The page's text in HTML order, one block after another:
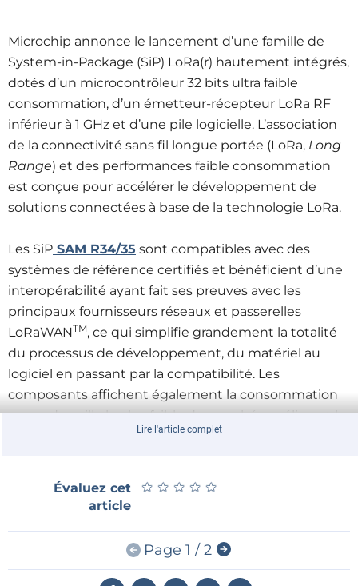
Microchip annonce le lancement d’une famille de
System-in-Package (SiP) LoRa(r) hautement intégrés,
dotés d’un microcontrôleur 32 bits ultra faible
consommation, d’un émetteur-récepteur LoRa RF
inférieur à 1 GHz et d’une pile logicielle. L’association
de la connectivité sans fil longue portée (LoRa, Long
Range) et des performances faible consommation
est conçue pour accélérer le développement de
solutions connectées à base de la technologie LoRa.
Les SiP SAM R34/35 sont compatibles avec des
systèmes de référence certifiés et bénéficient d’une
interopérabilité ayant fait ses preuves avec les
principaux fournisseurs réseaux et passerelles
LoRaWANTM, ce qui simplifie grandement la totalité
du processus de développement, du matériel au
logiciel en passant par la compatibilité. Les
composants affichent également la consommation
en mode veille la plus faible du marché, améliorant la
durée de vie des batteries sur les applications IoT
La plupart des composants LoRa restent en mode
qu’occasionnellement pour transmettre de petits
paquets de données. Alimentés par le
microcontrôleur à base du noyau ultra faible
Lire l'article complet
Évaluez cet
article
★ ★ ★ ★ ★
★ ★ ★ ★ ★
Page 1 / 2